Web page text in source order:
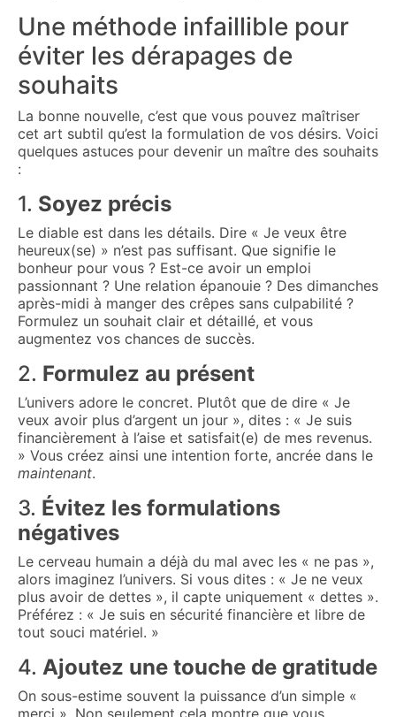
Une méthode infaillible pour
éviter les dérapages de
souhaits
La bonne nouvelle, c’est que vous pouvez maîtriser
cet art subtil qu’est la formulation de vos désirs. Voici
quelques astuces pour devenir un maître des souhaits
:
1. Soyez précis
Le diable est dans les détails. Dire « Je veux être
heureux(se) » n’est pas suffisant. Que signifie le
bonheur pour vous ? Est-ce avoir un emploi
passionnant ? Une relation épanouie ? Des dimanches
après-midi à manger des crêpes sans culpabilité ?
Formulez un souhait clair et détaillé, et vous
augmentez vos chances de succès.
2. Formulez au présent
L’univers adore le concret. Plutôt que de dire « Je
veux avoir plus d’argent un jour », dites : « Je suis
financièrement à l’aise et satisfait(e) de mes revenus.
» Vous créez ainsi une intention forte, ancrée dans le
maintenant.
3. Évitez les formulations
négatives
Le cerveau humain a déjà du mal avec les « ne pas »,
alors imaginez l’univers. Si vous dites : « Je ne veux
plus avoir de dettes », il capte uniquement « dettes ».
Préférez : « Je suis en sécurité financière et libre de
tout souci matériel. »
4. Ajoutez une touche de gratitude
On sous-estime souvent la puissance d’un simple «